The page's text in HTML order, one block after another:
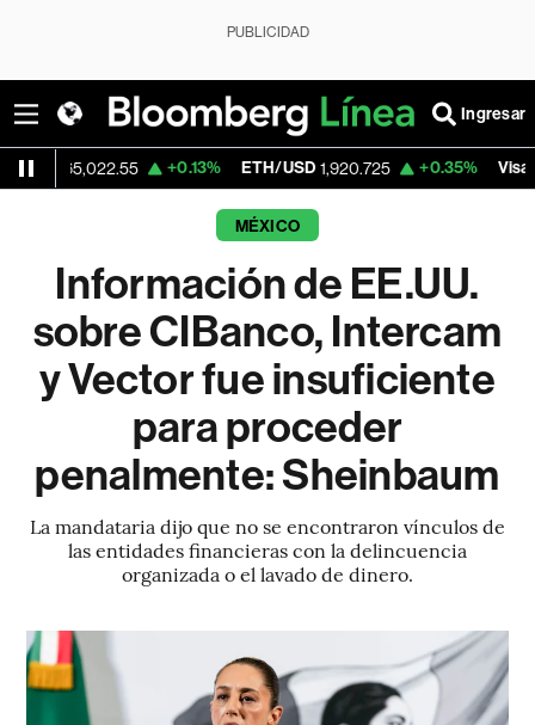
PUBLICIDAD
Ingresar
+0.13% ETH/USD 1,920.725 +0.35% Visa 362.50
MÉXICO
Información de EE.UU.
sobre CIBanco, Intercam
y Vector fue insuficiente
para proceder
penalmente: Sheinbaum
La mandataria dijo que no se encontraron vínculos de
las entidades financieras con la delincuencia
organizada o el lavado de dinero.